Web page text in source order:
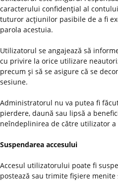
caracterului confidenţial al
tuturor acţiunilor pasibile de a fi
parola acestuia.
Utilizatorul se angajează să
cu privire la orice utilizare
precum şi să se asigure că se
sesiune.
Administratorul nu va putea fi
pierdere, daună sau lipsă a
neîndeplinirea de către utilizator
Suspendarea accesului
Accesul utilizatorului poate fi
postează sau trimite fişiere